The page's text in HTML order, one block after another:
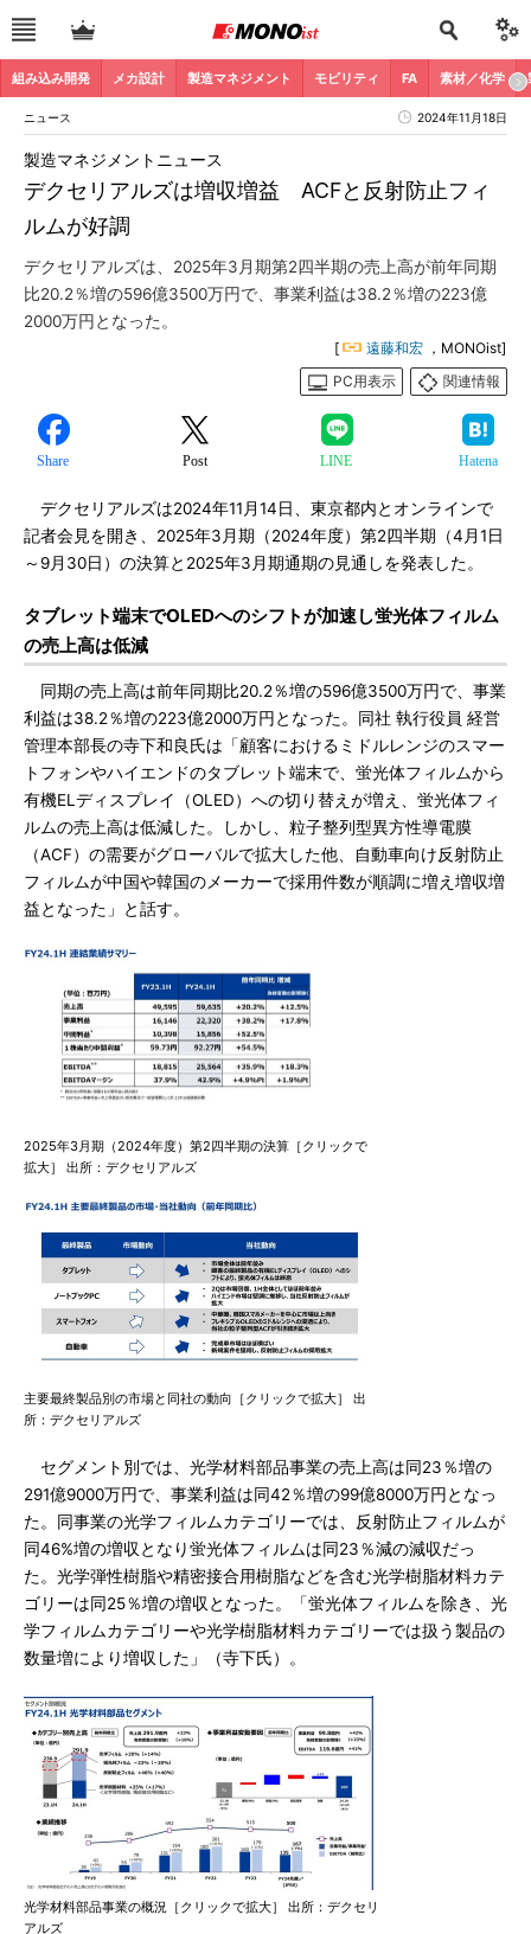
組み込み開発 メカ設計 製造マネジメント モビリティ FA 素材／化学
ニュース 2024年11月18日
デクセリアルズは増収増益 ACFと反射防止フィ
ルムが好調
製造マネジメントニュース
デクセリアルズは、2025年3月期第2四半期の売上高が前年同期
比20.2％増の596億3500万円で、事業利益は38.2％増の223億
2000万円となった。
[ 遠藤和宏 ，MONOist]
PC用表示
関連情報
Share Post LINE Hatena
デクセリアルズは2024年11月14日、東京都内とオンラインで
記者会見を開き、2025年3月期（2024年度）第2四半期（4月1日
～9月30日）の決算と2025年3月期通期の見通しを発表した。
タブレット端末でOLEDへのシフトが加速し蛍光体フィルム
の売上高は低減
同期の売上高は前年同期比20.2％増の596億3500万円で、事業
利益は38.2％増の223億2000万円となった。同社 執行役員 経営
管理本部長の寺下和良氏は「顧客におけるミドルレンジのスマー
トフォンやハイエンドのタブレット端末で、蛍光体フィルムから
有機ELディスプレイ（OLED）への切り替えが増え、蛍光体フィ
ルムの売上高は低減した。しかし、粒子整列型異方性導電膜
（ACF）の需要がグローバルで拡大した他、自動車向け反射防止
フィルムが中国や韓国のメーカーで採用件数が順調に増え増収増
益となった」と話す。
2025年3月期（2024年度）第2四半期の決算［クリックで
拡大］ 出所：デクセリアルズ
主要最終製品別の市場と同社の動向［クリックで拡大］ 出
所：デクセリアルズ
セグメント別では、光学材料部品事業の売上高は同23％増の
291億9000万円で、事業利益は同42％増の99億8000万円となっ
た。同事業の光学フィルムカテゴリーでは、反射防止フィルムが
同46%増の増収となり蛍光体フィルムは同23％減の減収だっ
た。光学弾性樹脂や精密接合用樹脂などを含む光学樹脂材料カテ
ゴリーは同25％増の増収となった。「蛍光体フィルムを除き、光
学フィルムカテゴリーや光学樹脂材料カテゴリーでは扱う製品の
数量増により増収した」（寺下氏）。
光学材料部品事業の概況［クリックで拡大］ 出所：デクセリ
アルズ